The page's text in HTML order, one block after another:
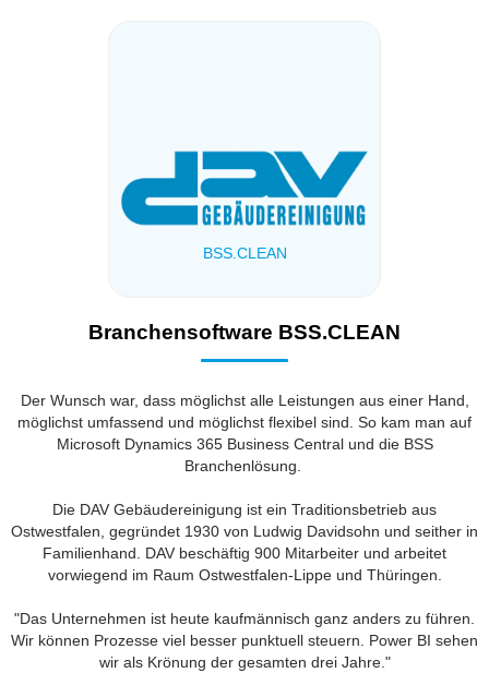
BSS.CLEAN
Branchensoftware BSS.CLEAN
Der Wunsch war, dass möglichst alle Leistungen aus einer Hand,
möglichst umfassend und möglichst flexibel sind. So kam man auf
Microsoft Dynamics 365 Business Central und die BSS
Branchenlösung.
Die DAV Gebäudereinigung ist ein Traditionsbetrieb aus
Ostwestfalen, gegründet 1930 von Ludwig Davidsohn und seither in
Familienhand. DAV beschäftig 900 Mitarbeiter und arbeitet
vorwiegend im Raum Ostwestfalen-Lippe und Thüringen.
"Das Unternehmen ist heute kaufmännisch ganz anders zu führen.
Wir können Prozesse viel besser punktuell steuern. Power BI sehen
wir als Krönung der gesamten drei Jahre."